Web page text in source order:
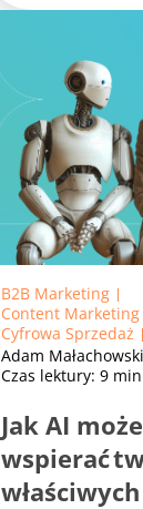
B2B Marketing
Content Marketing
Cyfrowa Sprzedaż
Adam Małachowski
Czas lektury: 9 min
Jak AI może
wspierać